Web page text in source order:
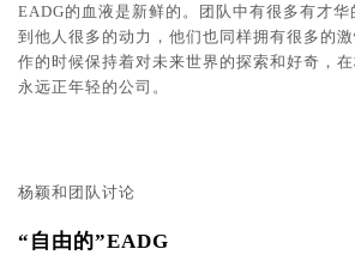
EADG的血液是新鲜的。团队中有很多有才
到他人很多的动力，他们也同样拥有很多的
作的时候保持着对未来世界的探索和好奇，
永远正年轻的公司。
杨颖和团队讨论
“自由的”EADG